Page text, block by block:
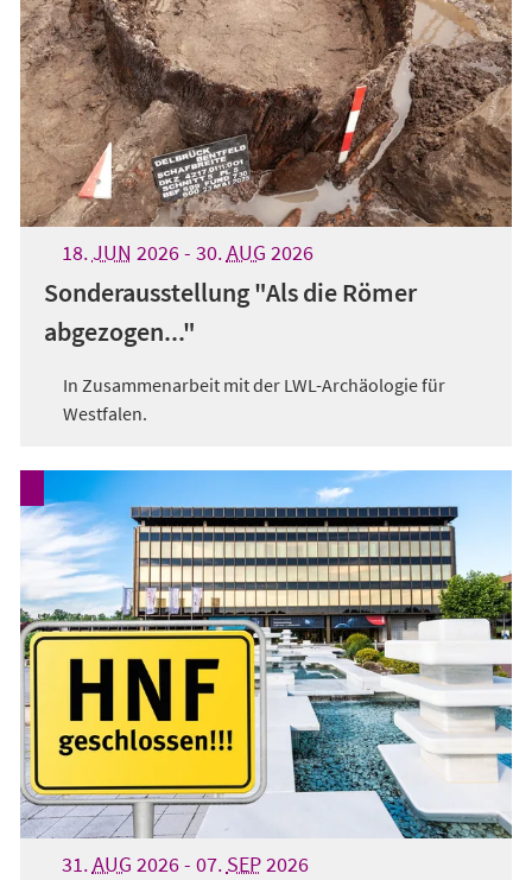
18.JUN 2026- 30.AUG 2026
Sonderausstellung "Als die Römer
abgezogen..."
In Zusammenarbeit mit der LWL-Archäologie für
Westfalen.
31.AUG 2026- 07. SEP2026